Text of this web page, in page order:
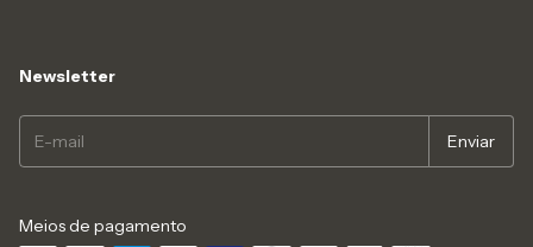
Newsletter
Meios de pagamento